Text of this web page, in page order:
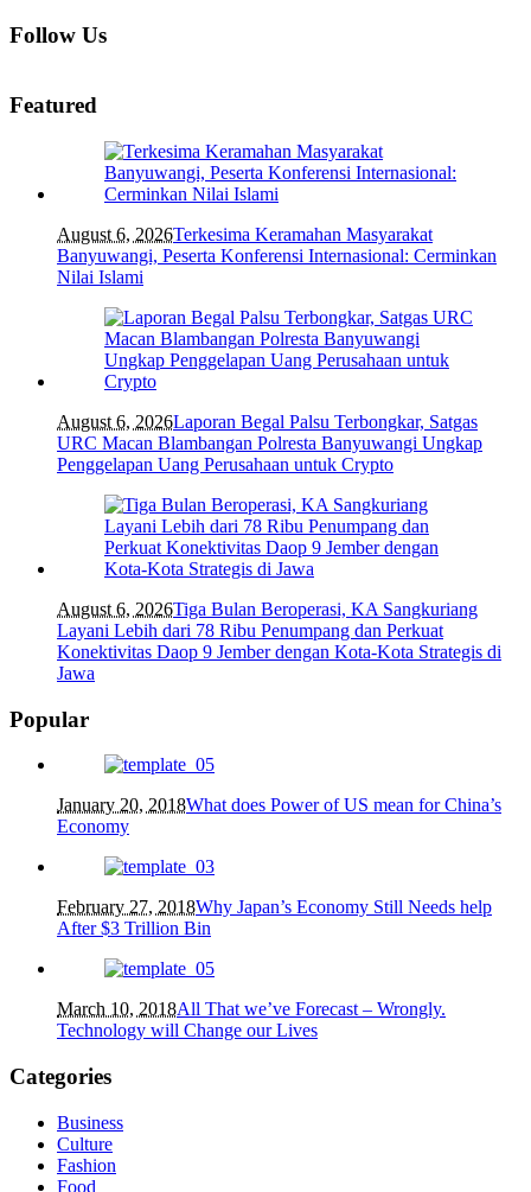
Follow Us
Featured
August 6, 2026Terkesima Keramahan Masyarakat
Banyuwangi, Peserta Konferensi Internasional: Cerminkan
Nilai Islami
August 6, 2026Laporan Begal Palsu Terbongkar, Satgas
URC Macan Blambangan Polresta Banyuwangi Ungkap
Penggelapan Uang Perusahaan untuk Crypto
August 6, 2026Tiga Bulan Beroperasi, KA Sangkuriang
Layani Lebih dari 78 Ribu Penumpang dan Perkuat
Konektivitas Daop 9 Jember dengan Kota-Kota Strategis di
Jawa
Popular
January 20, 2018What does Power of US mean for China’s
Economy
February 27, 2018Why Japan’s Economy Still Needs help
After $3 Trillion Bin
March 10, 2018All That we’ve Forecast – Wrongly.
Technology will Change our Lives
Categories
Business
Culture
Fashion
Food